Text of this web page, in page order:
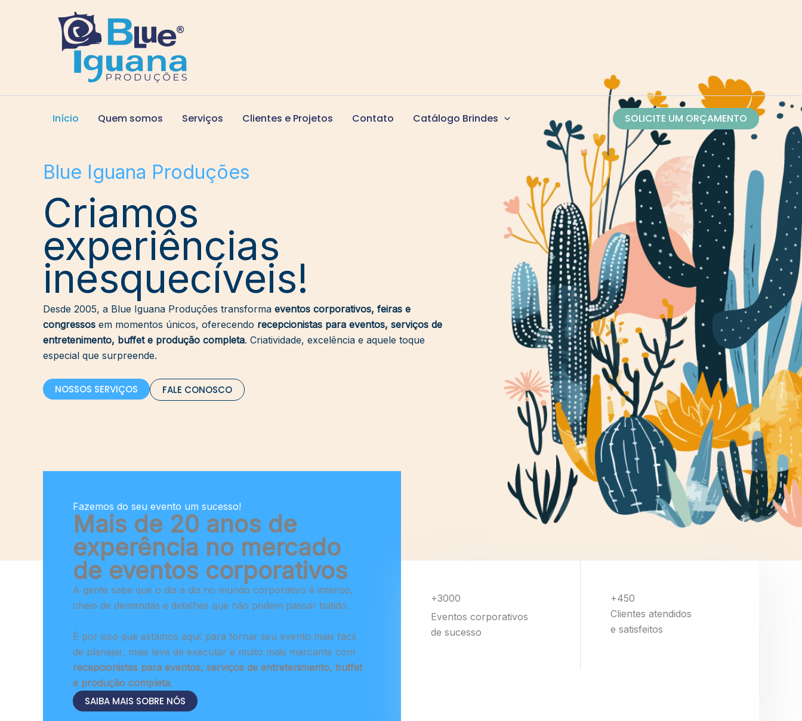
Início Quem somos Serviços Clientes e Projetos Contato Catálogo Brindes SOLICITE UM ORÇAMENTO
Blue Iguana Produções
Criamos
experiências
inesquecíveis!
Desde 2005, a Blue Iguana Produções transforma eventos corporativos, feiras e
congressos em momentos únicos, oferecendo recepcionistas para eventos, serviços de
entretenimento, buffet e produção completa. Criatividade, excelência e aquele toque
especial que surpreende.
NOSSOS SERVIÇOS FALE CONOSCO
Fazemos do seu evento um sucesso!
Mais de 20 anos de
experência no mercado
de eventos corporativos
A gente sabe que o dia a dia no mundo corporativo é intenso,
cheio de demandas e detalhes que não podem passar batido.
É por isso que estamos aqui: para tornar seu evento mais fácil
de planejar, mais leve de executar e muito mais marcante com
recepcionistas para eventos, serviços de entretenimento, buffet
e produção completa.
SAIBA MAIS SOBRE NÓS
+3000
Eventos corporativos
de sucesso
+450
Clientes atendidos
e satisfeitos